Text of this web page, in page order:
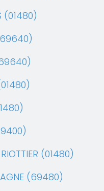
(01480)
(01480)
(69480)